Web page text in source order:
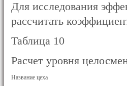
Для исследования
рассчитать
Таблица 10
Расчет уровня
Название цеха